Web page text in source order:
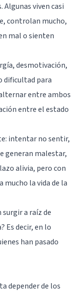
viven casi
controlan mucho,
mal o sienten
desmotivación,
dificultad para
entre ambos
entre el estado
intentar no sentir,
generan malestar,
alivia, pero con
la vida de la
surgir a raíz de
Es decir, en lo
han pasado
depender de los